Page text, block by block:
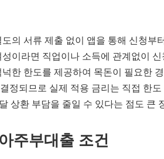
의 서류 제출 없이 앱을 통해 신청부
이라면 직업이나 소득에 관계없이
한 한도를 제공하여 목돈이 필요한
정되므로 실제 적용 금리는 직접 한
상환 부담을 줄일 수 있다는 점도 큰
주부대출 조건